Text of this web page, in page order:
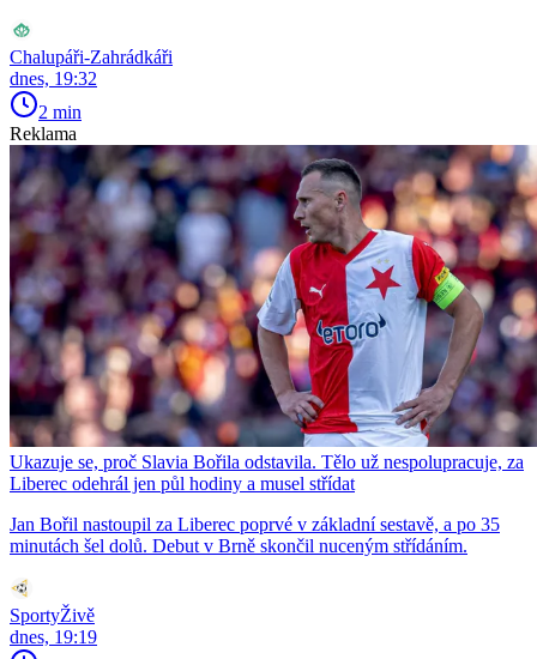
Chalupáři-Zahrádkáři
dnes, 19:32
2 min
Reklama
Ukazuje se, proč Slavia Bořila odstavila. Tělo už nespolupracuje, za
Liberec odehrál jen půl hodiny a musel střídat
Jan Bořil nastoupil za Liberec poprvé v základní sestavě, a po 35
minutách šel dolů. Debut v Brně skončil nuceným střídáním.
SportyŽivě
dnes, 19:19